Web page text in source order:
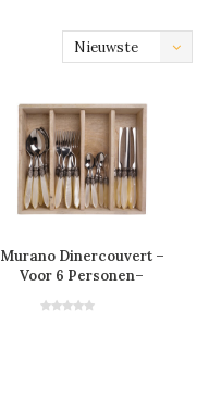
Nieuwste
Murano Dinercouvert –
Voor 6 Personen–